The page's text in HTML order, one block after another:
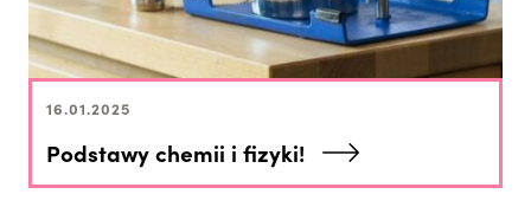
16.01.2025
Podstawy chemii i fizyki!